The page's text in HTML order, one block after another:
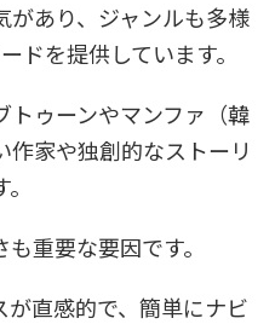
あり、ジャンルも多様
ドを提供しています。
トゥーンやマンファ（韓
家や独創的なストーリ
重要な要因です。
直感的で、簡単にナビ